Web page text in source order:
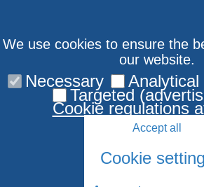
We use cookies to ensure the
our website.
Necessary Analytical
Targeted
Cookie regulations
Accept all
Cookie